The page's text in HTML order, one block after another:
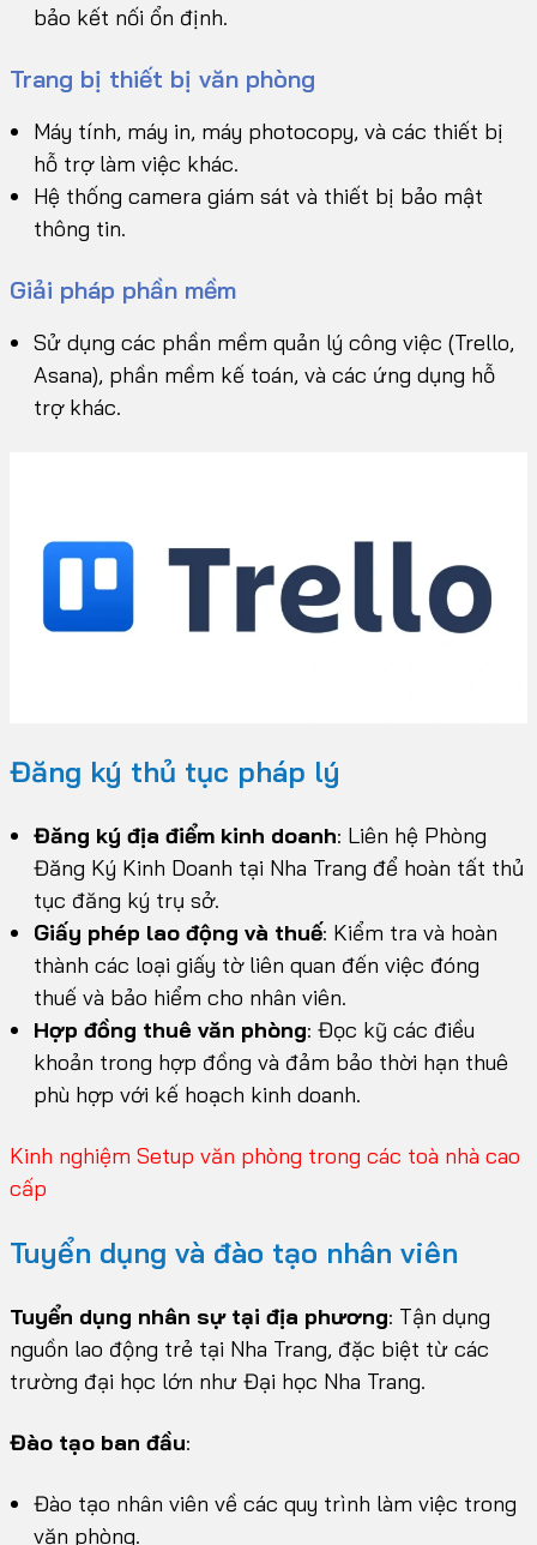
bảo kết nối ổn định.
Trang bị thiết bị văn phòng
Máy tính, máy in, máy photocopy, và các thiết bị
hỗ trợ làm việc khác.
Hệ thống camera giám sát và thiết bị bảo mật
thông tin.
Giải pháp phần mềm
Sử dụng các phần mềm quản lý công việc (Trello,
Asana), phần mềm kế toán, và các ứng dụng hỗ
trợ khác.
Đăng ký thủ tục pháp lý
Đăng ký địa điểm kinh doanh: Liên hệ Phòng
Đăng Ký Kinh Doanh tại Nha Trang để hoàn tất thủ
tục đăng ký trụ sở.
Giấy phép lao động và thuế: Kiểm tra và hoàn
thành các loại giấy tờ liên quan đến việc đóng
thuế và bảo hiểm cho nhân viên.
Hợp đồng thuê văn phòng: Đọc kỹ các điều
khoản trong hợp đồng và đảm bảo thời hạn thuê
phù hợp với kế hoạch kinh doanh.
Kinh nghiệm Setup văn phòng trong các toà nhà cao
cấp
Tuyển dụng và đào tạo nhân viên
Tuyển dụng nhân sự tại địa phương: Tận dụng
nguồn lao động trẻ tại Nha Trang, đặc biệt từ các
trường đại học lớn như Đại học Nha Trang.
Đào tạo ban đầu:
Đào tạo nhân viên về các quy trình làm việc trong
văn phòng.